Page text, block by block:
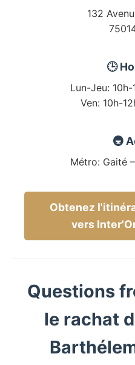
132
🕒
Lun-Jeu:
Ven: 10h-
🚇
Métro: Gaité
Obtenez
vers
Questions
le rachat